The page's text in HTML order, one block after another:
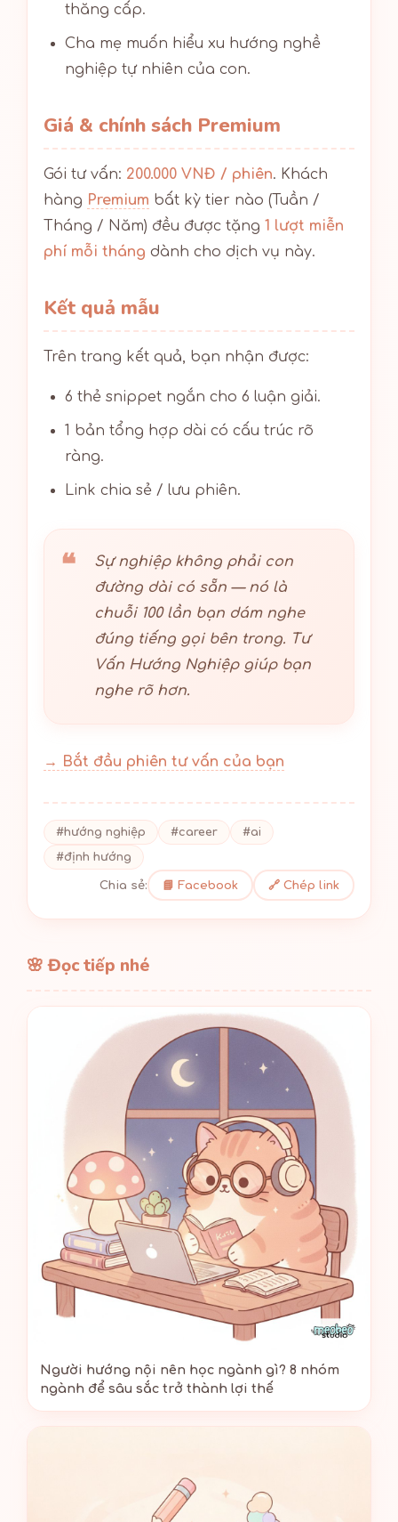
thăng cấp.
Cha mẹ muốn hiểu xu hướng nghề
nghiệp tự nhiên của con.
Giá & chính sách Premium
Gói tư vấn: 200.000 VNĐ / phiên. Khách
hàng Premium bất kỳ tier nào (Tuần /
Tháng / Năm) đều được tặng 1 lượt miễn
phí mỗi tháng dành cho dịch vụ này.
Kết quả mẫu
Trên trang kết quả, bạn nhận được:
6 thẻ snippet ngắn cho 6 luận giải.
1 bản tổng hợp dài có cấu trúc rõ
ràng.
Link chia sẻ / lưu phiên.
Sự nghiệp không phải con
đường dài có sẵn — nó là
chuỗi 100 lần bạn dám nghe
đúng tiếng gọi bên trong. Tư
Vấn Hướng Nghiệp giúp bạn
nghe rõ hơn.
→ Bắt đầu phiên tư vấn của bạn
#hướng nghiệp #career
#ai
#định hướng
Chia sẻ: 📘 Facebook 🔗 Chép link
🌸 Đọc tiếp nhé
Người hướng nội nên học ngành gì? 8 nhóm
ngành để sâu sắc trở thành lợi thế